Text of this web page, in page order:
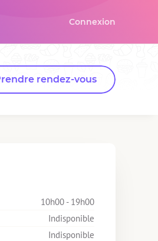
Connexion
rendez-vous
10h00 - 19h00
Indisponible
Indisponible